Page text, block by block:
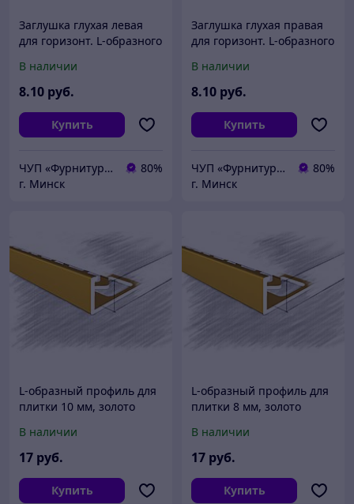
Заглушка глухая левая
для горизонт. L-образного
черный
В наличии
8.10 руб.
Купить
ЧУП «Фурнитурка-бай»
80%
г. Минск
Заглушка глухая правая
для горизонт. L-образного
алюминий
В наличии
8.10 руб.
Купить
ЧУП «Фурнитурка-бай»
80%
г. Минск
L-образный профиль для
плитки 10 мм, золото
В наличии
17 руб.
Купить
L-образный профиль для
плитки 8 мм, золото
В наличии
17 руб.
Купить